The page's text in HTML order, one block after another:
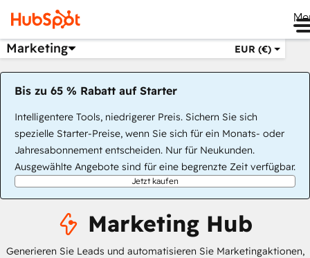
Marketing EUR (€)
Bis zu 65 % Rabatt auf Starter
Intelligentere Tools, niedrigerer Preis. Sichern Sie sich
spezielle Starter-Preise, wenn Sie sich für ein Monats- oder
Jahresabonnement entscheiden. Nur für Neukunden.
Ausgewählte Angebote sind für eine begrenzte Zeit verfügbar.
Jetzt kaufen
Marketing Hub
Generieren Sie Leads und automatisieren Sie Marketingaktionen,